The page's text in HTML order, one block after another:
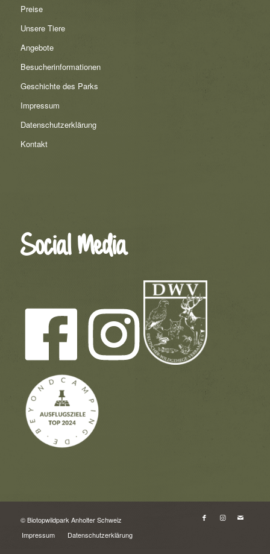
Preise
Unsere Tiere
Angebote
Besucherinformationen
Geschichte des Parks
Impressum
Datenschutzerklärung
Kontakt
Social Media
© Biotopwildpark Anholter Schweiz
Impressum
Datenschutzerklärung